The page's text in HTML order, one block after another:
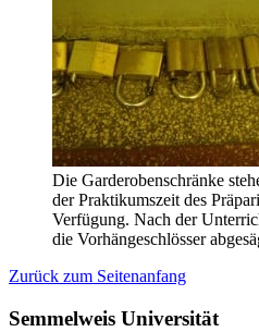
Die Garderobenschränke
der Praktikumszeit des
Verfügung. Nach der
die Vorhängeschlösser
Zurück zum Seitenanfang
Semmelweis Universität